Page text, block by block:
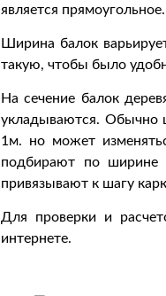
является
Ширина балок
такую, чтобы было
На сечение балок
укладываются. Обычно
1м. но может
подбирают по ширине
привязывают к шагу
Для проверки и
интернете.